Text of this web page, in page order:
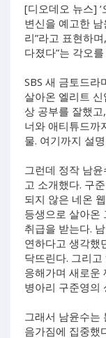
[디오데오 뉴스]
변신을 예고한
리”라고 표현하
다졌다”는 각오
SBS 새 금토드라
살아온 엘리트 신
상 공부를 잘했
너와 애티튜드까
물. 여기까지 설
그런데 정작 남
고 소개했다. 구
되지 않은 네온
등생으로 살아온
취급을 받는다.
연하다고 생각했
닥뜨린다. 그리
응해가며 새로운
병아리 구준영의
그래서 남윤수는
음가짐에 집중했